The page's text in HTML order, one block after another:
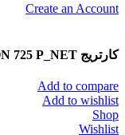
Create an Account
کارتریج CANON 725 P_NET
Add to compare
Add to wishlist
Shop
Wishlist